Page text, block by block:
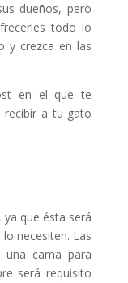
dueños, pero
todo lo
y crezca en las
en el que te
recibir a tu gato
que ésta será
necesiten. Las
cama para
será requisito